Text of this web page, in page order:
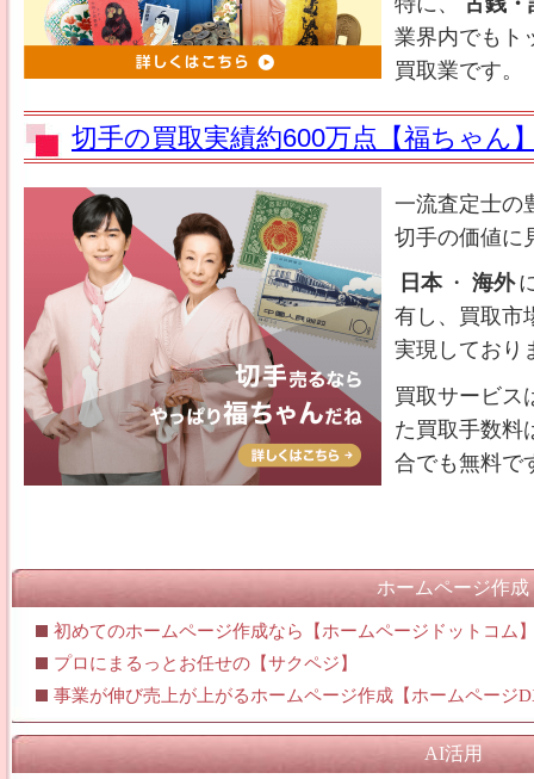
業界内でもト
買取業です。
切手の買取実績約600万点【福ちゃん
一流査定士の
切手の価値に
日本 ・ 海外
有し、買取市
実現しており
買取サービス
た買取手数料
合でも無料で
ホームページ作成
初めてのホームページ作成なら【ホームページドットコム
プロにまるっとお任せの【サクペジ】
事業が伸び売上が上がるホームページ作成【ホームページ
AI活用